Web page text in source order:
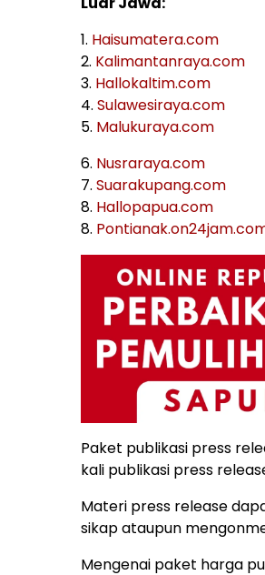
1. Haisumatera.com
2. Kalimantanraya.com
3. Hallokaltim.com
4. Sulawesiraya.com
5. Malukuraya.com
6. Nusraraya.com
7. Suarakupang.com
8. Hallopapua.com
8.
Paket publikasi press
kali publikasi press
Materi press release
sikap ataupun
Mengenai paket harga